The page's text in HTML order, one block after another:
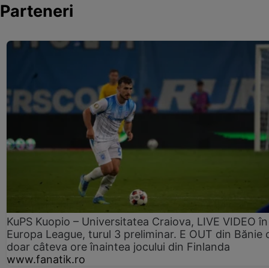
Parteneri
KuPS Kuopio – Universitatea Craiova, LIVE VIDEO în
Europa League, turul 3 preliminar. E OUT din Bănie
doar câteva ore înaintea jocului din Finlanda
www.fanatik.ro